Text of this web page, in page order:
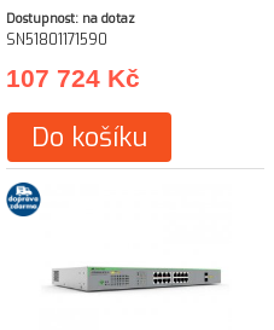
Dostupnost: na dotaz
SN51801171590
107 724 Kč
Do košíku